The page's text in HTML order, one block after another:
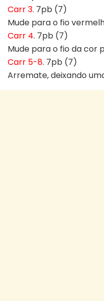
Carr 3. 7pb (7)
Mude para o fio
Carr 4. 7pb (7)
Mude para o fio da cor
Carr 5-8. 7pb (7)
Arremate, deixando